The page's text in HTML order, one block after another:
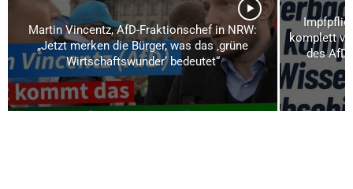
Martin Vincentz, AfD-Fraktionschef in NRW:
„Jetzt merken die Bürger, was das ‚grüne
Wirtschaftswunder‘ bedeutet“
komplett
des